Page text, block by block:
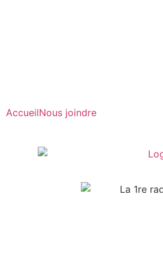
AccueilNous joindre